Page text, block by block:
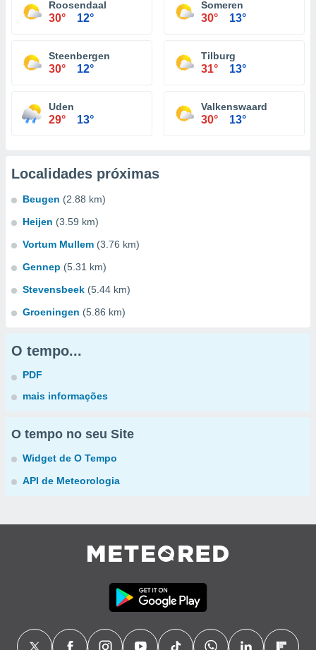
Roosendaal
30° 12°
Someren
30° 13°
Steenbergen
30° 12°
Tilburg
31° 13°
Uden
29° 13°
Valkenswaard
30° 13°
Localidades próximas
Beugen (2.88 km)
Heijen (3.59 km)
Vortum Mullem (3.76 km)
Gennep (5.31 km)
Stevensbeek (5.44 km)
Groeningen (5.86 km)
O tempo...
PDF
mais informações
O tempo no seu Site
Widget de O Tempo
API de Meteorologia